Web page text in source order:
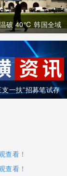
破 40℃ 韩国全域
人中暑遇难
支一扶”招募笔试存
查看！
查看！